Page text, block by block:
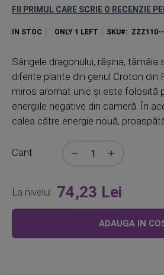
FII PRIMUL CARE SCRIE O RECENZIE
IN STOC ONLY 1 LEFT SKU
Sângele dragonului, rășina, tămâia
diferite plante din genul Croton din
miros aromat unic și este folosită
energiile negative din cameră. În
calea către energie nouă,
Cant
La nivelul 74,23 Lei
ADAUGA IN